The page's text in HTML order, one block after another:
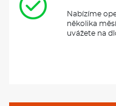
Nabízíme
několika
uvážete na